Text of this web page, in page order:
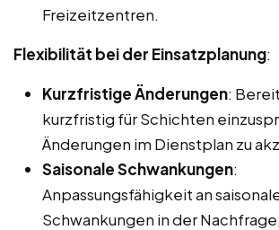
Freizeitzentren.
Flexibilität bei der Einsatzplanung:
Kurzfristige Änderungen:
kurzfristig für Schichten
Änderungen im Dienstplan zu
Saisonale Schwankungen:
Anpassungsfähigkeit an
Schwankungen in der